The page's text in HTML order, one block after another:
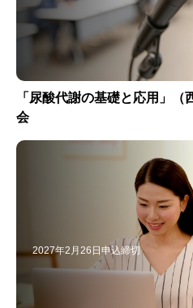
「尿酸代謝の基礎と応用」
会
2027年2月26日申込締切